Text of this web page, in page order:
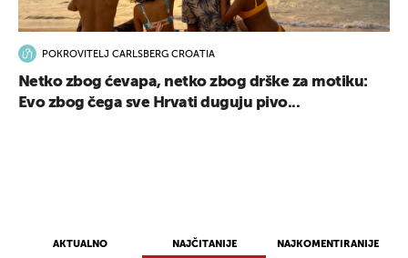
AKTUALNO NAJČITANIJE NAJKOMENTIRANIJE
POKROVITELJ CARLSBERG CROATIA
Netko zbog ćevapa, netko zbog drške za motiku:
Evo zbog čega sve Hrvati duguju pivo...